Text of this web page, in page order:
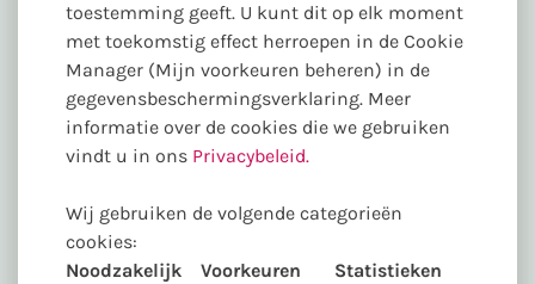
toestemming geeft. U kunt dit op elk moment
met toekomstig effect herroepen in de Cookie
Manager (Mijn voorkeuren beheren) in de
gegevensbeschermingsverklaring. Meer
informatie over de cookies die we gebruiken
vindt u in ons Privacybeleid.
Wij gebruiken de volgende categorieën
cookies:
Noodzakelijk
Voorkeuren Statistieken